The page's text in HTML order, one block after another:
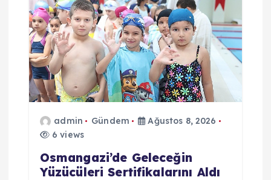
n
m
admin Gündem
Ağustos 8, 2026
6 views
Osmangazi’de Geleceğin
Yüzücüleri Sertifikalarını Aldı